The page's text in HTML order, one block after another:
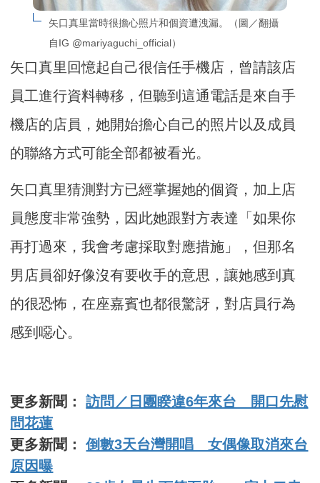
矢口真里當時很擔心照片和個資遭洩漏。（圖／翻攝
自IG @mariyaguchi_official）
矢口真里回憶起自己很信任手機店，曾請該店
員工進行資料轉移，但聽到這通電話是來自手
機店的店員，她開始擔心自己的照片以及成員
的聯絡方式可能全部都被看光。
矢口真里猜測對方已經掌握她的個資，加上店
員態度非常強勢，因此她跟對方表達「如果你
再打過來，我會考慮採取對應措施」，但那名
男店員卻好像沒有要收手的意思，讓她感到真
的很恐怖，在座嘉賓也都很驚訝，對店員行為
感到噁心。
更多新聞：訪問／日團睽違6年來台 開口先慰
問花蓮
更多新聞：倒數3天台灣開唱 女偶像取消來台
原因曝